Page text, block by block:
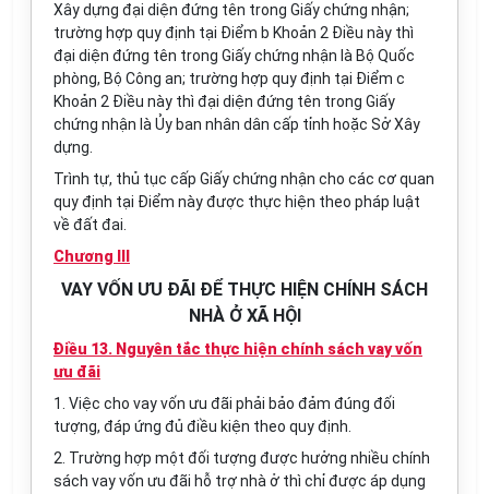
Xây dựng đại diện đứng tên trong Giấy chứng nhận;
trường hợp quy định tại Điểm b Khoản 2 Điều này thì
đại diện đứng tên trong Giấy chứng nhận là Bộ Quốc
phòng, Bộ Công an; trường hợp quy định tại Điểm c
Khoản 2 Điều này thì đại diện đứng tên trong Giấy
chứng nhận là Ủy ban nhân dân cấp tỉnh hoặc Sở Xây
dựng.
Trình tự, thủ tục cấp Giấy chứng nhận cho các cơ quan
quy định tại Điểm này được thực hiện theo pháp luật
về đất đai.
Chương III
VAY VỐN ƯU ĐÃI ĐỂ THỰC HIỆN CHÍNH SÁCH
NHÀ Ở XÃ HỘI
Điều 13. Nguyên tắc thực hiện chính sách vay vốn
ưu đãi
1. Việc cho vay vốn ưu đãi phải bảo đảm đúng đối
tượng, đáp ứng đủ điều kiện theo quy định.
2. Trường hợp một đối tượng được hưởng nhiều chính
sách vay vốn ưu đãi hỗ trợ nhà ở thì chỉ được áp dụng